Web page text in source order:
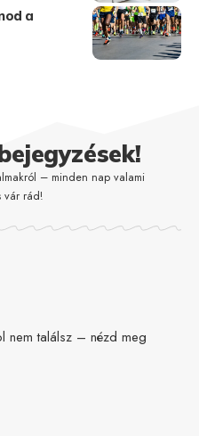
a
– minden nap valami
vár rád!
nem találsz – nézd meg